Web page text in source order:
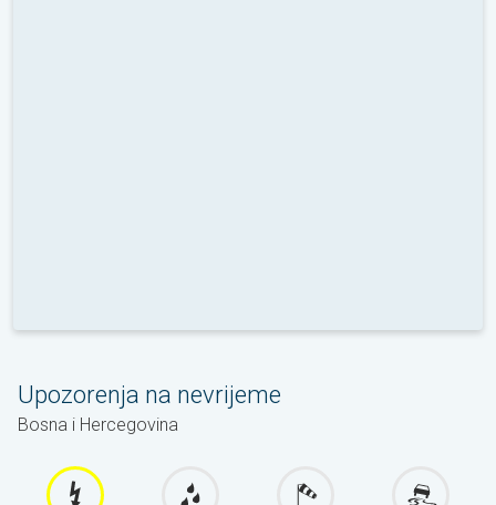
Upozorenja na nevrijeme
Bosna i Hercegovina